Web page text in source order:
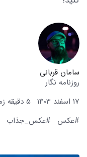
سامان قربانی
روزنامه نگار
17 اسفند 1403
5 دقیقه زمان مطالعه
#عکس
#عکس_جذاب